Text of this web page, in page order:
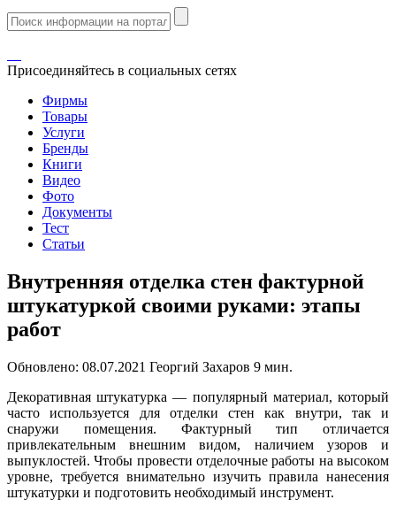
Присоединяйтесь в социальных сетях
Фирмы
Товары
Услуги
Бренды
Книги
Видео
Фото
Документы
Тест
Статьи
Внутренняя отделка стен фактурной
штукатуркой своими руками: этапы
работ
Обновлено: 08.07.2021 Георгий Захаров 9 мин.
Декоративная штукатурка — популярный материал, который
часто используется для отделки стен как внутри, так и
снаружи помещения. Фактурный тип отличается
привлекательным внешним видом, наличием узоров и
выпуклостей. Чтобы провести отделочные работы на высоком
уровне, требуется внимательно изучить правила нанесения
штукатурки и подготовить необходимый инструмент.